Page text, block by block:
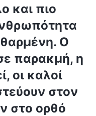
και πιο
Ο
παρακμή, η
οι καλοί
στον
στο ορθό